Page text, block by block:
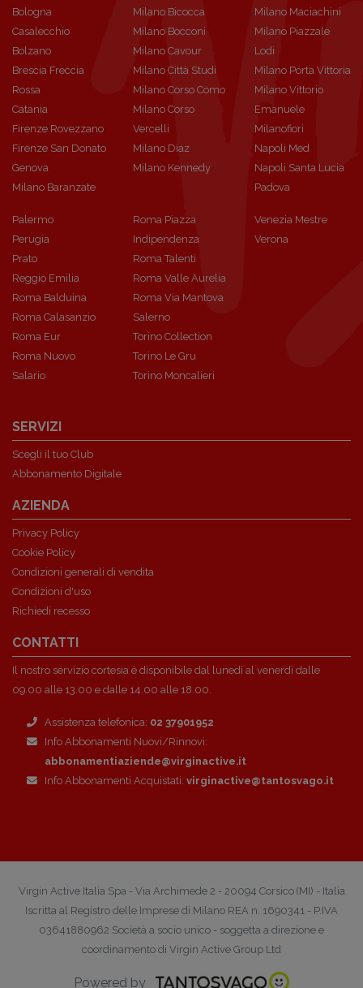
Bologna
Casalecchio
Bolzano
Brescia Freccia
Rossa
Catania
Firenze Rovezzano
Firenze San Donato
Genova
Milano Baranzate
Milano Bicocca
Milano Bocconi
Milano Cavour
Milano Città Studi
Milano Corso Como
Milano Corso
Vercelli
Milano Diaz
Milano Kennedy
Milano Maciachini
Milano Piazzale
Lodi
Milano Porta Vittoria
Milano Vittorio
Emanuele
Milanofiori
Napoli Med
Napoli Santa Lucia
Padova
Palermo
Perugia
Prato
Reggio Emilia
Roma Balduina
Roma Calasanzio
Roma Eur
Roma Nuovo
Salario
Roma Piazza
Indipendenza
Roma Talenti
Roma Valle Aurelia
Roma Via Mantova
Salerno
Torino Collection
Torino Le Gru
Torino Moncalieri
Venezia Mestre
Verona
SERVIZI
Scegli il tuo Club
Abbonamento Digitale
AZIENDA
Privacy Policy
Cookie Policy
Condizioni generali di vendita
Condizioni d'uso
Richiedi recesso
CONTATTI
Il nostro servizio cortesia è disponibile dal lunedì al venerdì dalle
09.00 alle 13.00 e dalle 14.00 alle 18.00.
Assistenza telefonica: 02 37901952
Info Abbonamenti Nuovi/Rinnovi:
abbonamentiaziende@virginactive.it
Info Abbonamenti Acquistati: virginactive@tantosvago.it
Virgin Active Italia Spa - Via Archimede 2 - 20094 Corsico (MI) - Italia
Iscritta al Registro delle Imprese di Milano REA n. 1690341 - P.IVA
03641880962 Società a socio unico - soggetta a direzione e
coordinamento di Virgin Active Group Ltd
Powered by